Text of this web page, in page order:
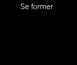
Se former